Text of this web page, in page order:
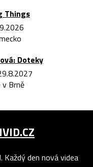
Things
Doteky
Brně
Každý den nová videa